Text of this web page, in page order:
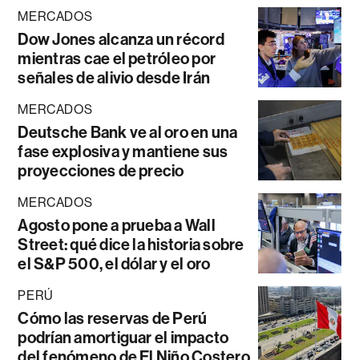
MERCADOS
Dow Jones alcanza un récord
mientras cae el petróleo por
señales de alivio desde Irán
MERCADOS
Deutsche Bank ve al oro en una
fase explosiva y mantiene sus
proyecciones de precio
MERCADOS
Agosto pone a prueba a Wall
Street: qué dice la historia sobre
el S&P 500, el dólar y el oro
PERÚ
Cómo las reservas de Perú
podrían amortiguar el impacto